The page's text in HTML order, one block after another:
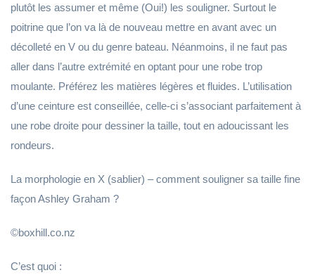
plutôt les assumer et même (Oui!) les souligner. Surtout le
poitrine que l’on va là de nouveau mettre en avant avec un
décolleté en V ou du genre bateau. Néanmoins, il ne faut pas
aller dans l’autre extrémité en optant pour une robe trop
moulante. Préférez les matières légères et fluides. L’utilisation
d’une ceinture est conseillée, celle-ci s’associant parfaitement à
une robe droite pour dessiner la taille, tout en adoucissant les
rondeurs.
La morphologie en X (sablier) – comment souligner sa taille fine
façon Ashley Graham ?
©boxhill.co.nz
C’est quoi :